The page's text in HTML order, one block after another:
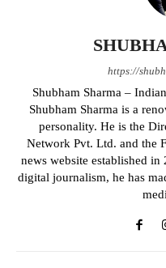
https://
Shubham Sharma –
Shubham Sharma is a
personality. He is the
Network Pvt. Ltd. and the
news website established
digital journalism, he has